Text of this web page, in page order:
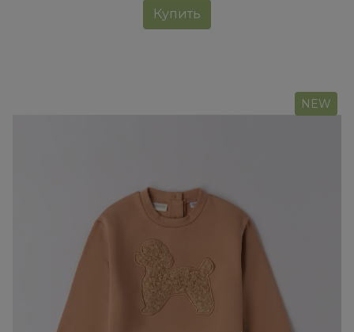
Купить
NEW